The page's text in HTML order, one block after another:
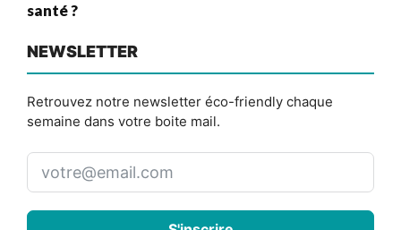
santé ?
NEWSLETTER
Retrouvez notre newsletter éco-friendly chaque
semaine dans votre boite mail.